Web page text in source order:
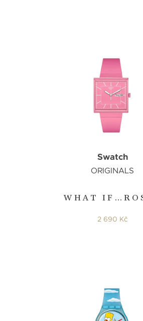
WHAT
Swatch
ORIGINALS
2 690 Kč